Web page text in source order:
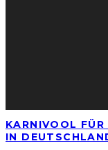
KARNIVOOL
IN